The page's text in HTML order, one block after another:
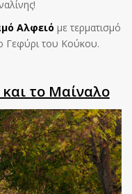
Αλφειό με τερματισμό
Γεφύρι του Κούκου.
το Μαίναλο